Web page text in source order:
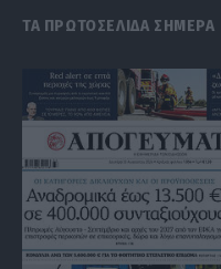
ΤΑ ΠΡΩΤΟΣΕΛΙΔΑ ΣΗΜΕΡΑ